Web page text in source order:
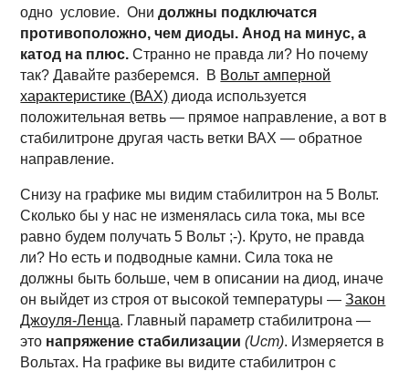
одно условие.Онидолжны подключатся
противоположно, чем диоды. Анод на минус, а
катод на плюс.Странно не правда ли? Но почему
так? Давайте разберемся. В Вольт амперной
характеристике (ВАХ) диода используется
положительная ветвь — прямое направление, а вот в
стабилитроне другая часть ветки ВАХ — обратное
направление.
Снизу на графике мы видим стабилитрон на 5 Вольт.
Сколько бы у нас не изменялась сила тока, мы все
равно будем получать 5 Вольт ;-). Круто, не правда
ли? Но есть и подводные камни. Сила тока не
должны быть больше, чем в описании на диод, иначе
он выйдет из строя от высокой температуры —Закон
Джоуля-Ленца. Главный параметр стабилитрона —
это напряжение стабилизации(Uст). Измеряется в
Вольтах. На графике вы видите стабилитрон с